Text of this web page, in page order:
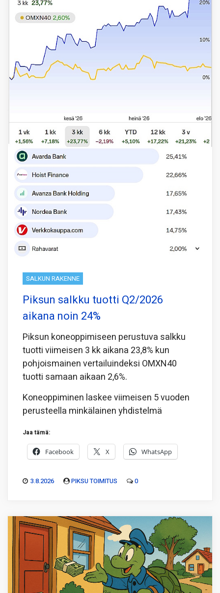
SALKUN RAKENNE
Piksun salkku tuotti Q2/2026
aikana noin 24%
Piksun koneoppimiseen perustuva salkku
tuotti viimeisen 3 kk aikana 23,8% kun
pohjoismainen vertailuindeksi OMXN40
tuotti samaan aikaan 2,6%.
Koneoppiminen laskee viimeisen 5 vuoden
perusteella minkälainen yhdistelmä
Jaa tämä:
Facebook X WhatsApp
3.8.2026 PIKSU TOIMITUS 0